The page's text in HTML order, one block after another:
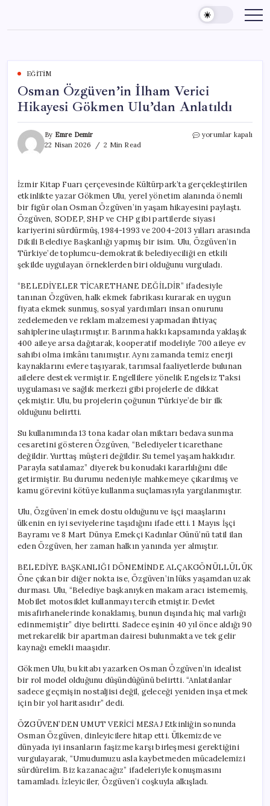
content
EĞITIM
Osman Özgüven’in İlham Verici
Hikayesi Gökmen Ulu’dan Anlatıldı
By Emre Demir
22 Nisan 2026
2 Min Read
Osman
Gökmen
Ulu’dan
Anlatıldı
için
yorumlar kapalı
İzmir Kitap Fuarı çerçevesinde Kültürpark’ta gerçekleştirilen
etkinlikte yazar Gökmen Ulu, yerel yönetim alanında önemli
bir figür olan Osman Özgüven’in yaşam hikayesini paylaştı.
Özgüven, SODEP, SHP ve CHP gibi partilerde siyasi
kariyerini sürdürmüş, 1984-1993 ve 2004-2013 yılları arasında
Dikili Belediye Başkanlığı yapmış bir isim. Ulu, Özgüven’in
Türkiye’de toplumcu-demokratik belediyeciliği en etkili
şekilde uygulayan örneklerden biri olduğunu vurguladı.
“BELEDİYELER TİCARETHANE DEĞİLDİR” ifadesiyle
tanınan Özgüven, halk ekmek fabrikası kurarak en uygun
fiyata ekmek sunmuş, sosyal yardımları insan onurunu
zedelemeden ve reklam malzemesi yapmadan ihtiyaç
sahiplerine ulaştırmıştır. Barınma hakkı kapsamında yaklaşık
400 aileye arsa dağıtarak, kooperatif modeliyle 700 aileye ev
sahibi olma imkânı tanımıştır. Aynı zamanda temiz enerji
kaynaklarını evlere taşıyarak, tarımsal faaliyetlerde bulunan
ailelere destek vermiştir. Engellilere yönelik Engelsiz Taksi
uygulaması ve sağlık merkezi gibi projelerle de dikkat
çekmiştir. Ulu, bu projelerin çoğunun Türkiye’de bir ilk
olduğunu belirtti.
Su kullanımında 13 tona kadar olan miktarı bedava sunma
cesaretini gösteren Özgüven, “Belediyeler ticarethane
değildir. Yurttaş müşteri değildir. Su temel yaşam hakkıdır.
Parayla satılamaz” diyerek bu konudaki kararlılığını dile
getirmiştir. Bu durumu nedeniyle mahkemeye çıkarılmış ve
kamu görevini kötüye kullanma suçlamasıyla yargılanmıştır.
Ulu, Özgüven’in emek dostu olduğunu ve işçi maaşlarını
ülkenin en iyi seviyelerine taşıdığını ifade etti. 1 Mayıs İşçi
Bayramı ve 8 Mart Dünya Emekçi Kadınlar Günü’nü tatil ilan
eden Özgüven, her zaman halkın yanında yer almıştır.
BELEDİYE BAŞKANLIĞI DÖNEMİNDE ALÇAKGÖNÜLLÜLÜK
Öne çıkan bir diğer nokta ise, Özgüven’in lüks yaşamdan uzak
durması. Ulu, “Belediye başkanıyken makam aracı istememiş,
Mobilet motosiklet kullanmayı tercih etmiştir. Devlet
misafirhanelerinde konaklamış, bunun dışında hiç mal varlığı
edinmemiştir” diye belirtti. Sadece eşinin 40 yıl önce aldığı 90
metrekarelik bir apartman dairesi bulunmakta ve tek gelir
kaynağı emekli maaşıdır.
Gökmen Ulu, bu kitabı yazarken Osman Özgüven’in idealist
bir rol model olduğunu düşündüğünü belirtti. “Anlatılanlar
sadece geçmişin nostaljisi değil, geleceği yeniden inşa etmek
için bir yol haritasıdır” dedi.
ÖZGÜVEN’DEN UMUT VERİCİ MESAJ Etkinliğin sonunda
Osman Özgüven, dinleyicilere hitap etti. Ülkemizde ve
dünyada iyi insanların faşizme karşı birleşmesi gerektiğini
vurgulayarak, “Umudumuzu asla kaybetmeden mücadelemizi
sürdürelim. Biz kazanacağız” ifadeleriyle konuşmasını
tamamladı. İzleyiciler, Özgüven’i coşkuyla alkışladı.